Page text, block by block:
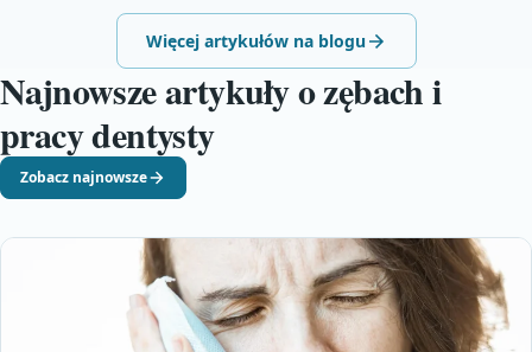
Więcej artykułów na blogu
Najnowsze artykuły o zębach i
pracy dentysty
Zobacz najnowsze